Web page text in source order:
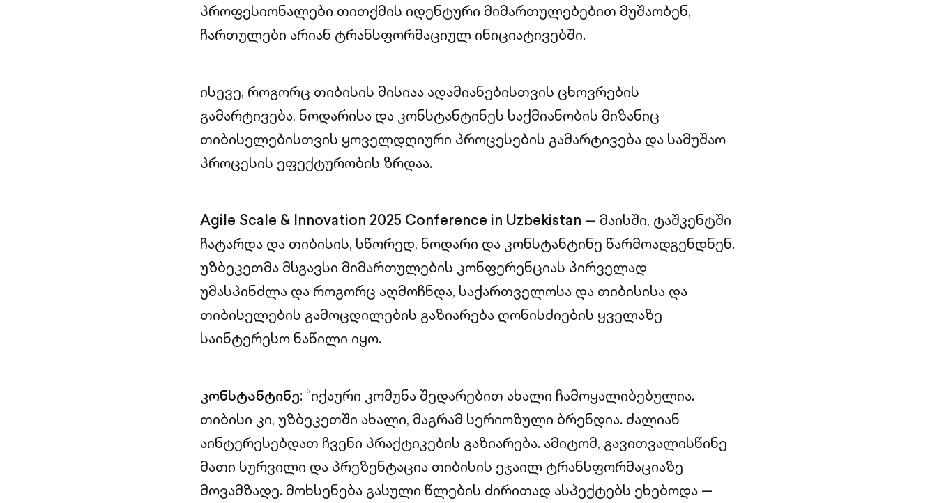
პროფესიონალები თითქმის იდენტური მიმართულებებით მუშაობენ,
ჩართულები არიან ტრანსფორმაციულ ინიციატივებში.
ისევე, როგორც თიბისის მისიაა ადამიანებისთვის ცხოვრების
გამარტივება, ნოდარისა და კონსტანტინეს საქმიანობის მიზანიც
თიბისელებისთვის ყოველდღიური პროცესების გამარტივება და სამუშაო
პროცესის ეფექტურობის ზრდაა.
Agile Scale & Innovation 2025 Conference in Uzbekistan — მაისში, ტაშკენტში
ჩატარდა და თიბისის, სწორედ, ნოდარი და კონსტანტინე წარმოადგენდნენ.
უზბეკეთმა მსგავსი მიმართულების კონფერენციას პირველად
უმასპინძლა და როგორც აღმოჩნდა, საქართველოსა და თიბისისა და
თიბისელების გამოცდილების გაზიარება ღონისძიების ყველაზე
საინტერესო ნაწილი იყო.
კონსტანტინე: “იქაური კომუნა შედარებით ახალი ჩამოყალიბებულია.
თიბისი კი, უზბეკეთში ახალი, მაგრამ სერიოზული ბრენდია. ძალიან
აინტერესებდათ ჩვენი პრაქტიკების გაზიარება. ამიტომ, გავითვალისწინე
მათი სურვილი და პრეზენტაცია თიბისის ეჯაილ ტრანსფორმაციაზე
მოვამზადე. მოხსენება გასული წლების ძირითად ასპექტებს ეხებოდა —